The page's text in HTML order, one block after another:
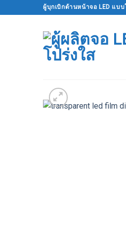
ไป
ผู้บุกเบิกด้านหน้าจอ LED แบบ